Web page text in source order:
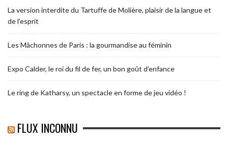
La version interdite du Tartuffe de Molière, plaisir de la langue et
de l’esprit
Les Mâchonnes de Paris : la gourmandise au féminin
Expo Calder, le roi du fil de fer, un bon goût d’enfance
Le ring de Katharsy, un spectacle en forme de jeu vidéo !
FLUX INCONNU